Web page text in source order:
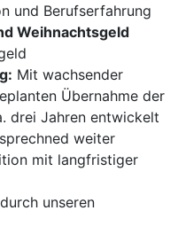
und Berufserfahrung
Weihnachtsgeld
Mit wachsender
Übernahme der
drei Jahren entwickelt
weiter
mit langfristiger
unseren